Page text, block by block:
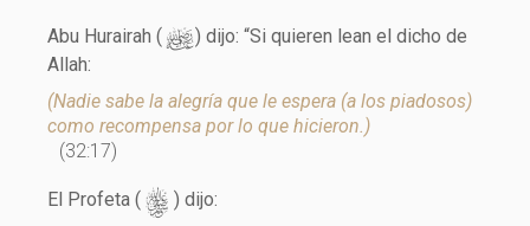
Abu Hurairah (d) dijo: “Si quieren lean el dicho de
Allah:
(Nadie sabe la alegría que le espera (a los piadosos)
como recompensa por lo que hicieron.)
(32:17)
El Profeta ( s ) dijo: